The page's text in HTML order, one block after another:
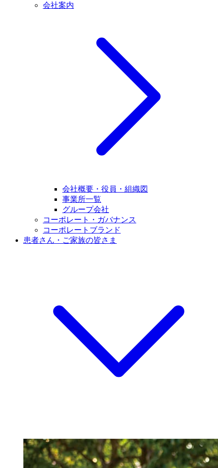
会社案内
会社概要・役員・組織図
事業所一覧
グループ会社
コーポレート・ガバナンス
コーポレートブランド
患者さん・ご家族の皆さま